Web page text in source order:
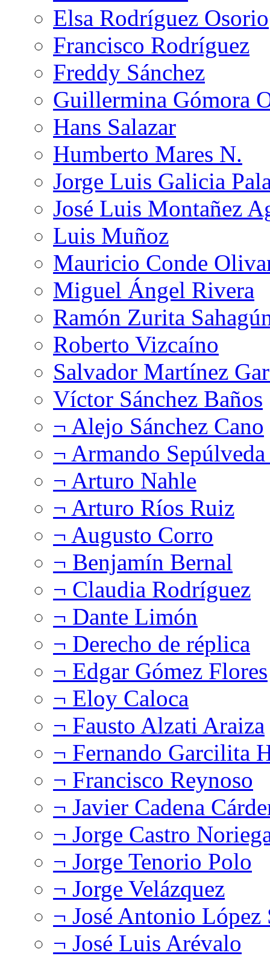
Elsa Rodríguez Osorio
Francisco Rodríguez
Freddy Sánchez
Guillermina Gómora
Hans Salazar
Humberto Mares N.
Jorge Luis Galicia
José Luis Montañez
Luis Muñoz
Mauricio Conde
Miguel Ángel Rivera
Ramón Zurita
Roberto Vizcaíno
Salvador Martínez
Víctor Sánchez Baños
¬ Alejo Sánchez Cano
¬ Armando
¬ Arturo Nahle
¬ Arturo Ríos Ruiz
¬ Augusto Corro
¬ Benjamín Bernal
¬ Claudia Rodríguez
¬ Dante Limón
¬ Derecho de réplica
¬ Edgar Gómez Flores
¬ Eloy Caloca
¬ Fausto Alzati Araiza
¬ Fernando Garcilita
¬ Francisco Reynoso
¬ Javier Cadena
¬ Jorge Castro
¬ Jorge Tenorio Polo
¬ Jorge Velázquez
¬ José Antonio López
¬ José Luis Arévalo